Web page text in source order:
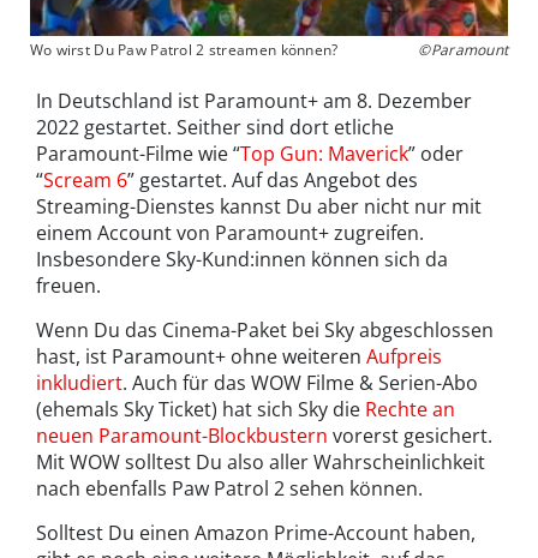
Wo wirst Du Paw Patrol 2 streamen können? ©Paramount
In Deutschland ist Paramount+ am 8. Dezember
2022 gestartet. Seither sind dort etliche
Paramount-Filme wie “Top Gun: Maverick” oder
“Scream 6” gestartet. Auf das Angebot des
Streaming-Dienstes kannst Du aber nicht nur mit
einem Account von Paramount+ zugreifen.
Insbesondere Sky-Kund:innen können sich da
freuen.
Wenn Du das Cinema-Paket bei Sky abgeschlossen
hast, ist Paramount+ ohne weiteren Aufpreis
inkludiert. Auch für das WOW Filme & Serien-Abo
(ehemals Sky Ticket) hat sich Sky die Rechte an
neuen Paramount-Blockbustern vorerst gesichert.
Mit WOW solltest Du also aller Wahrscheinlichkeit
nach ebenfalls Paw Patrol 2 sehen können.
Solltest Du einen Amazon Prime-Account haben,